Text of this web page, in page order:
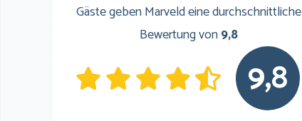
Gäste geben Marveld eine durchschnittliche
Bewertung von9,8
9,8